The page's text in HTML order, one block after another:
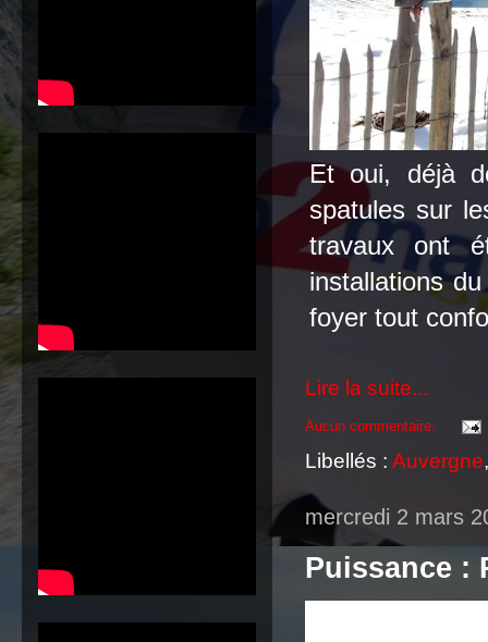
Et oui, déjà
spatules sur
travaux ont
installations
foyer tout co
Lire la suite...
Aucun commentaire:
Libellés : Auvergne
mercredi 2 mars
Puissance :